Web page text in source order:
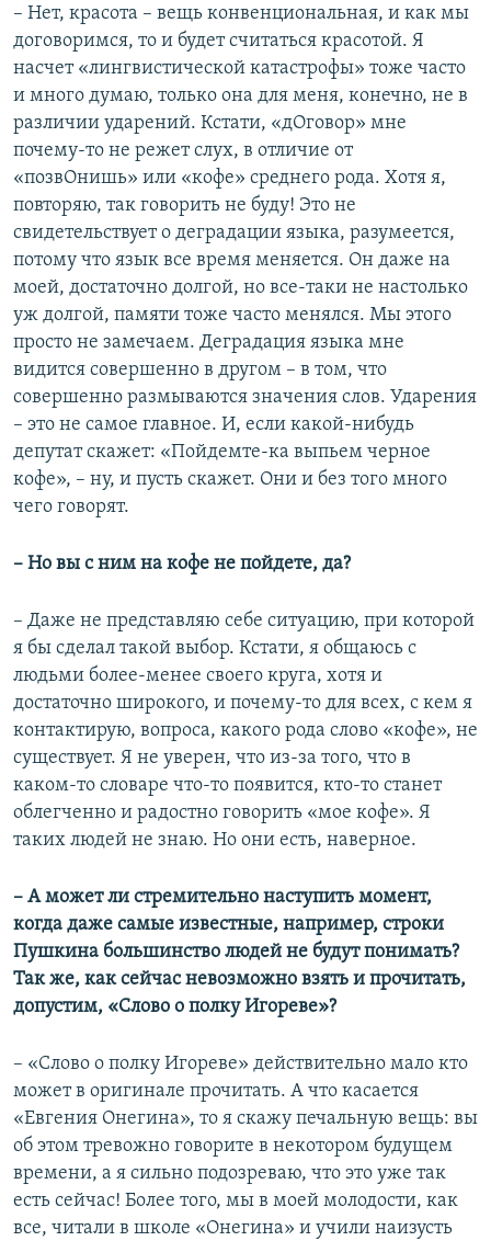
– Нет, красота – вещь конвенциональная, и как мы
договоримся, то и будет считаться красотой. Я
насчет «лингвистической катастрофы» тоже часто
и много думаю, только она для меня, конечно, не в
различии ударений. Кстати, «дОговор» мне
почему-то не режет слух, в отличие от
«позвОнишь» или «кофе» среднего рода. Хотя я,
повторяю, так говорить не буду! Это не
свидетельствует о деградации языка, разумеется,
потому что язык все время меняется. Он даже на
моей, достаточно долгой, но все-таки не настолько
уж долгой, памяти тоже часто менялся. Мы этого
просто не замечаем. Деградация языка мне
видится совершенно в другом – в том, что
совершенно размываются значения слов. Ударения
– это не самое главное. И, если какой-нибудь
депутат скажет: «Пойдемте-ка выпьем черное
кофе», – ну, и пусть скажет. Они и без того много
чего говорят.
– Но вы с ним на кофе не пойдете, да?
– Даже не представляю себе ситуацию, при которой
я бы сделал такой выбор. Кстати, я общаюсь с
людьми более-менее своего круга, хотя и
достаточно широкого, и почему-то для всех, с кем я
контактирую, вопроса, какого рода слово «кофе», не
существует. Я не уверен, что из-за того, что в
каком-то словаре что-то появится, кто-то станет
облегченно и радостно говорить «мое кофе». Я
таких людей не знаю. Но они есть, наверное.
– А может ли стремительно наступить момент,
когда даже самые известные, например, строки
Пушкина большинство людей не будут понимать?
Так же, как сейчас невозможно взять и прочитать,
допустим, «Слово о полку Игореве»?
– «Слово о полку Игореве» действительно мало кто
может в оригинале прочитать. А что касается
«Евгения Онегина», то я скажу печальную вещь: вы
об этом тревожно говорите в некотором будущем
времени, а я сильно подозреваю, что это уже так
есть сейчас! Более того, мы в моей молодости, как
все, читали в школе «Онегина» и учили наизусть